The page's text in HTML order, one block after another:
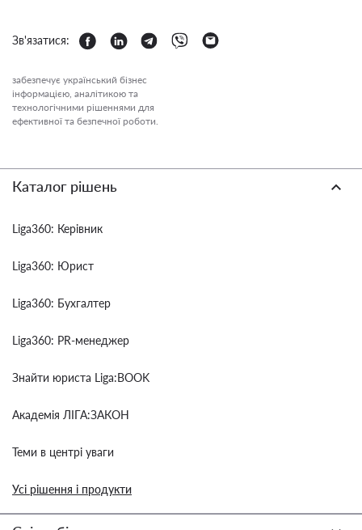
Зв'язатися:
забезпечує український бізнес
інформацією, аналітикою та
технологічними рішеннями для
ефективної та безпечної роботи.
Каталог рішень
Liga360: Керівник
Liga360: Юрист
Liga360: Бухгалтер
Liga360: PR-менеджер
Знайти юриста Liga:BOOK
Академія ЛІГА:ЗАКОН
Теми в центрі уваги
Усі рішення і продукти